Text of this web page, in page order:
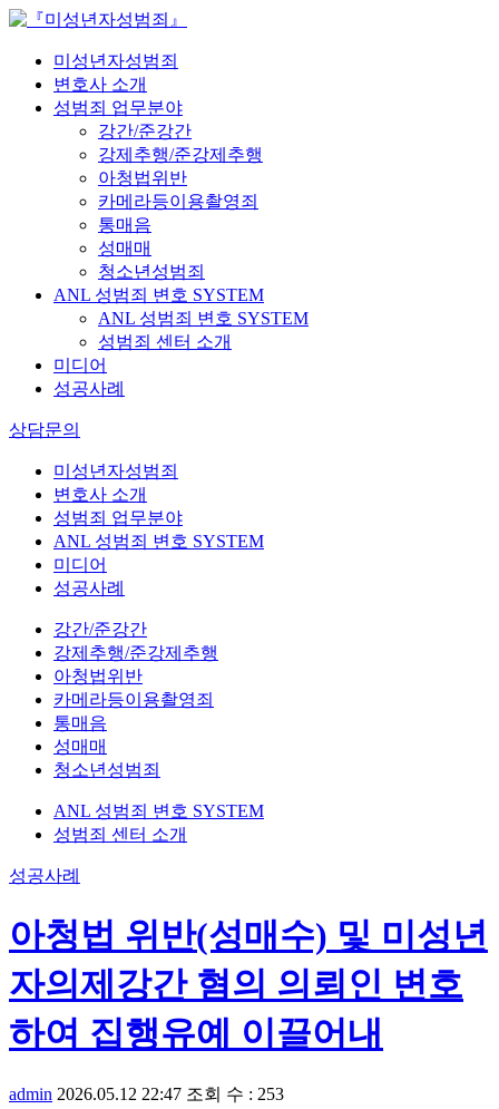
미성년자성범죄
변호사 소개
성범죄 업무분야
강간/준강간
강제추행/준강제추행
아청법위반
카메라등이용촬영죄
통매음
성매매
청소년성범죄
ANL 성범죄 변호 SYSTEM
ANL 성범죄 변호 SYSTEM
성범죄 센터 소개
미디어
성공사례
상담문의
미성년자성범죄
변호사 소개
성범죄 업무분야
ANL 성범죄 변호 SYSTEM
미디어
성공사례
강간/준강간
강제추행/준강제추행
아청법위반
카메라등이용촬영죄
통매음
성매매
청소년성범죄
ANL 성범죄 변호 SYSTEM
성범죄 센터 소개
성공사례
아청법 위반(성매수) 및 미성년
자의제강간 혐의 의뢰인 변호
하여 집행유예 이끌어내
admin 2026.05.12 22:47 조회 수 : 253